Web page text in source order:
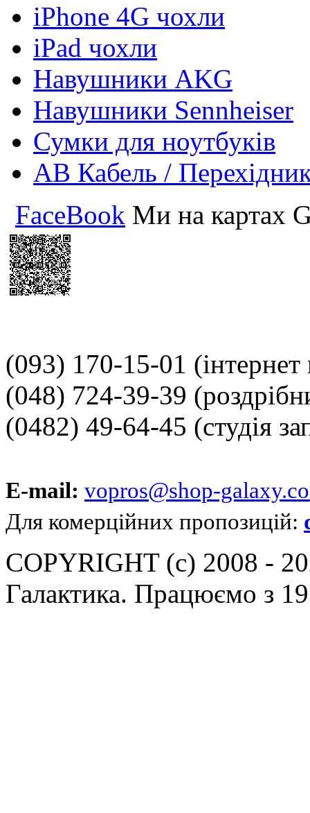
iPhone 4G чохли
iPad чохли
Навушники AKG
Навушники Sennheiser
Сумки для ноутбуків
АВ Кабель /
FaceBook Ми на картах
(093) 170-15-01
(048) 724-39-39
(0482) 49-64-45 (студія
E-mail: vopros@shop-
Для комерційних пропозицій:
COPYRIGHT (c) 2008 -
Галактика. Працюємо з